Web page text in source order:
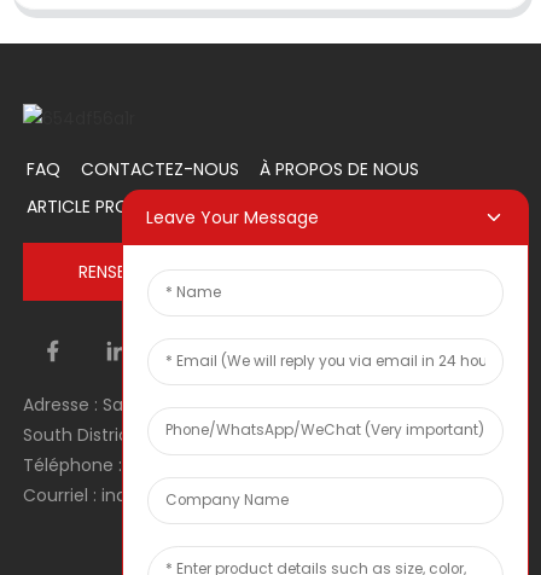
FAQ CONTACTEZ-NOUS
À PROPOS DE NOUS
ARTICLE PROMOTIONNEL
RENSEIGNEZ-VOUS MAINTENANT
Adresse : Salle 1106, Unité 1, Bâtiment 1, No. 2, Tiyu Road,
South District, Dongguan city, Guangdong Province, RPC
Téléphone : 0086 0769-22900190
Courriel : inquiry@hey-gift.com
Leave Your Message